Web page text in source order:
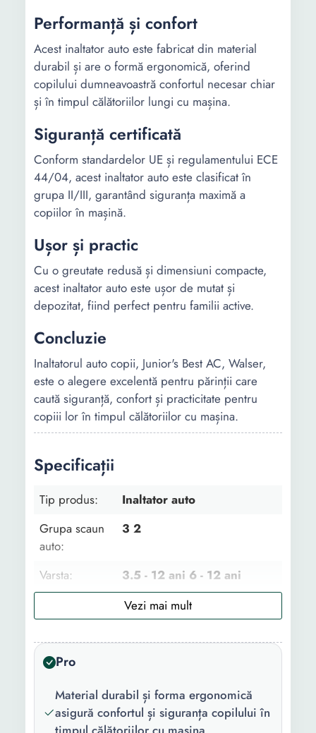
Performanță și confort
Acest inaltator auto este fabricat din material
durabil și are o formă ergonomică, oferind
copilului dumneavoastră confortul necesar chiar
și în timpul călătoriilor lungi cu mașina.
Siguranță certificată
Conform standardelor UE și regulamentului ECE
44/04, acest inaltator auto este clasificat în
grupa II/III, garantând siguranța maximă a
copiilor în mașină.
Ușor și practic
Cu o greutate redusă și dimensiuni compacte,
acest inaltator auto este ușor de mutat și
depozitat, fiind perfect pentru familii active.
Concluzie
Inaltatorul auto copii, Junior's Best AC, Walser,
este o alegere excelentă pentru părinții care
caută siguranță, confort și practicitate pentru
copiii lor în timpul călătoriilor cu mașina.
Specificații
Tip produs:
Inaltator auto
Grupa scaun
auto:
3 2
Varsta:
3.5 - 12 ani 6 - 12 ani
greutate:
15 - 36 kg
montare:
Sistem Centura autovehicul
Pro
Material durabil și forma ergonomică
asigură confortul și siguranța copilului în